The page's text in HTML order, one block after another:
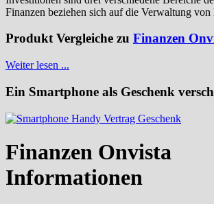
Finanzen beziehen sich auf die Verwaltung
Produkt Vergleiche zu Finanzen
Weiter lesen ...
Ein Smartphone als Geschenk
Finanzen Onvista
Informationen